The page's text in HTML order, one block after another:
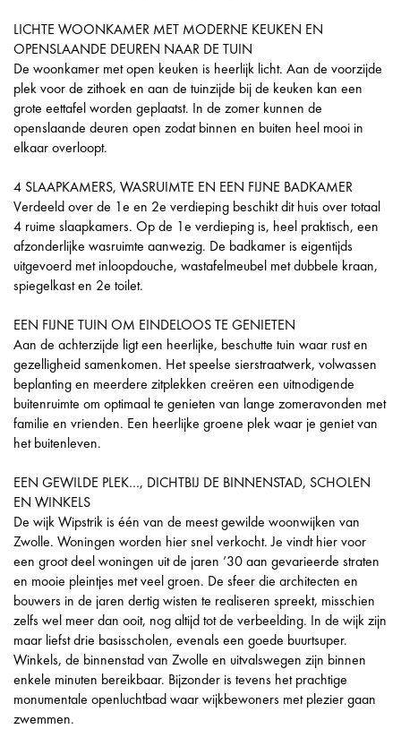
LICHTE WOONKAMER MET MODERNE KEUKEN EN
OPENSLAANDE DEUREN NAAR DE TUIN
De woonkamer met open keuken is heerlijk licht. Aan de voorzijde
plek voor de zithoek en aan de tuinzijde bij de keuken kan een
grote eettafel worden geplaatst. In de zomer kunnen de
openslaande deuren open zodat binnen en buiten heel mooi in
elkaar overloopt.
4 SLAAPKAMERS, WASRUIMTE EN EEN FIJNE BADKAMER
Verdeeld over de 1e en 2e verdieping beschikt dit huis over totaal
4 ruime slaapkamers. Op de 1e verdieping is, heel praktisch, een
afzonderlijke wasruimte aanwezig. De badkamer is eigentijds
uitgevoerd met inloopdouche, wastafelmeubel met dubbele kraan,
spiegelkast en 2e toilet.
EEN FIJNE TUIN OM EINDELOOS TE GENIETEN
Aan de achterzijde ligt een heerlijke, beschutte tuin waar rust en
gezelligheid samenkomen. Het speelse sierstraatwerk, volwassen
beplanting en meerdere zitplekken creëren een uitnodigende
buitenruimte om optimaal te genieten van lange zomeravonden met
familie en vrienden. Een heerlijke groene plek waar je geniet van
het buitenleven.
EEN GEWILDE PLEK…, DICHTBIJ DE BINNENSTAD, SCHOLEN
EN WINKELS
De wijk Wipstrik is één van de meest gewilde woonwijken van
Zwolle. Woningen worden hier snel verkocht. Je vindt hier voor
een groot deel woningen uit de jaren ’30 aan gevarieerde straten
en mooie pleintjes met veel groen. De sfeer die architecten en
bouwers in de jaren dertig wisten te realiseren spreekt, misschien
zelfs wel meer dan ooit, nog altijd tot de verbeelding. In de wijk zijn
maar liefst drie basisscholen, evenals een goede buurtsuper.
Winkels, de binnenstad van Zwolle en uitvalswegen zijn binnen
enkele minuten bereikbaar. Bijzonder is tevens het prachtige
monumentale openluchtbad waar wijkbewoners met plezier gaan
zwemmen.